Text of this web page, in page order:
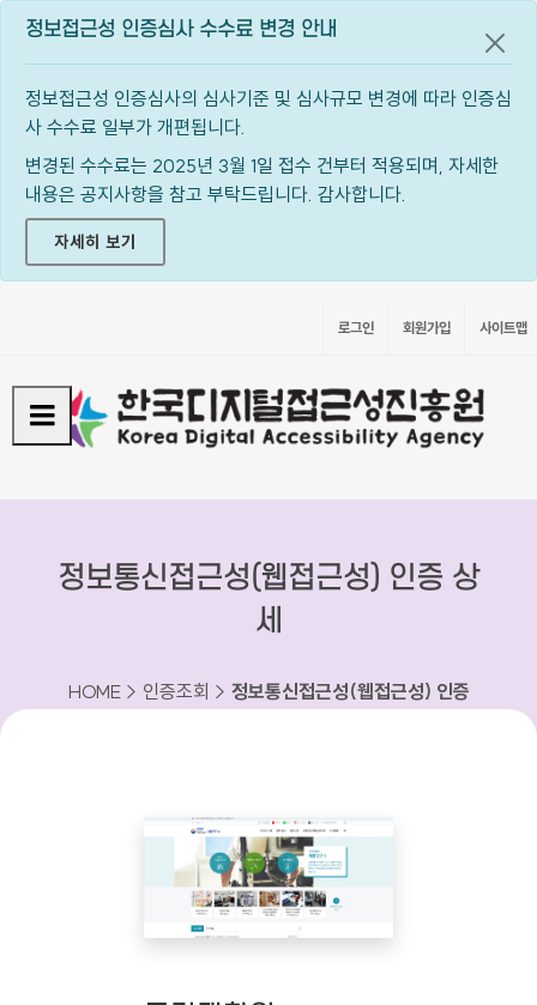
정보접근성 인증심사 수수료 변경 안내
정보접근성 인증심사의 심사기준 및 심사규모 변경에 따라 인증심
사 수수료 일부가 개편됩니다.
변경된 수수료는 2025년 3월 1일 접수 건부터 적용되며, 자세한
내용은 공지사항을 참고 부탁드립니다. 감사합니다.
자세히 보기
공지
로그인 회원가입 사이트맵
정보통신접근성(웹접근성) 인증 상
세
HOME > 인증조회 > 정보통신접근성(웹접근성) 인증